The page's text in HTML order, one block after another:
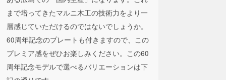
まで培ってきたマルニ木工の技術力をより一
層感じていただけるのではないでしょうか。
60周年記念のプレートも付きますので、この
プレミア感をぜひお楽しみください。この60
周年記念モデルで選べるバリエーションは下